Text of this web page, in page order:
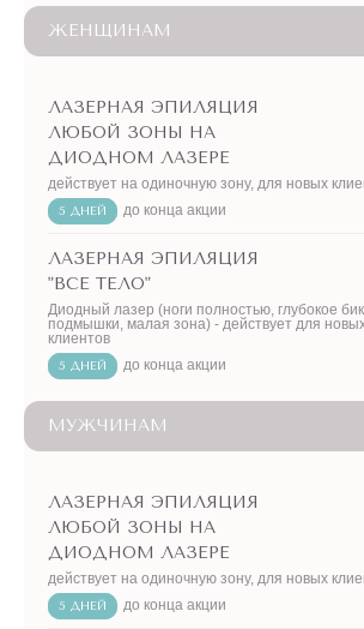
ЖЕНЩИНАМ
ЛАЗЕРНАЯ ЭПИЛЯЦИЯ
ЛЮБОЙ ЗОНЫ НА
ДИОДНОМ ЛАЗЕРЕ
действует на одиночную зону, для новых
5 ДНЕЙ до конца акции
ЛАЗЕРНАЯ ЭПИЛЯЦИЯ
"ВСЕ ТЕЛО"
Диодный лазер (ноги полностью, глубокое
подмышки, малая зона) - действует для
клиентов
5 ДНЕЙ до конца акции
МУЖЧИНАМ
ЛАЗЕРНАЯ ЭПИЛЯЦИЯ
ЛЮБОЙ ЗОНЫ НА
ДИОДНОМ ЛАЗЕРЕ
действует на одиночную зону, для новых
5 ДНЕЙ до конца акции